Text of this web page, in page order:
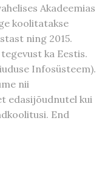
Akadeemias
koolitatakse
ning 2015.
ka Eestis.
Infosüsteem).
nii
edasijõudnutel kui
End